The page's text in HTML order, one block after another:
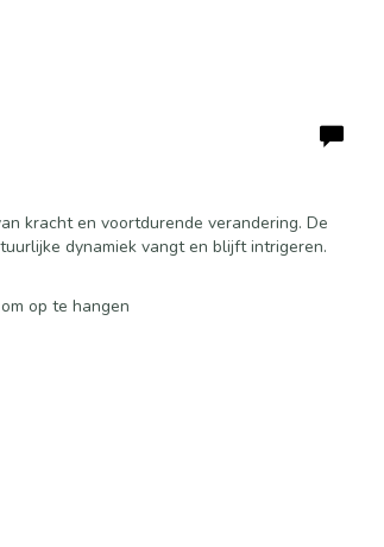
kracht en voortdurende verandering. De
dynamiek vangt en blijft intrigeren.
op te hangen